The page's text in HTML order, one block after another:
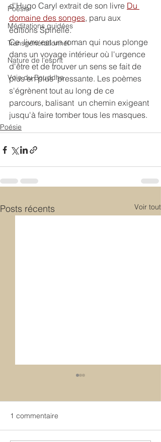
Poésie
Méditations guidées
Transgénérationnel
Nature de l'esprit
Voie du Bouddha
d'Hugo Caryl extrait de son livre Du
domaine des songes, paru aux
éditions Spinelle.
Ce  livre est un roman qui nous plonge
dans un voyage intérieur où l'urgence
d'être et de trouver un sens se fait de
plus en plus  pressante. Les poèmes
s'égrènent tout au long de ce
parcours, balisant  un chemin exigeant
jusqu'à faire tomber tous les masques.
Poésie
Posts récents Voir tout
Toupie
1 commentaire